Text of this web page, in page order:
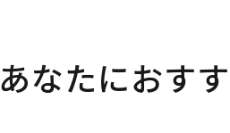
あなたにおす